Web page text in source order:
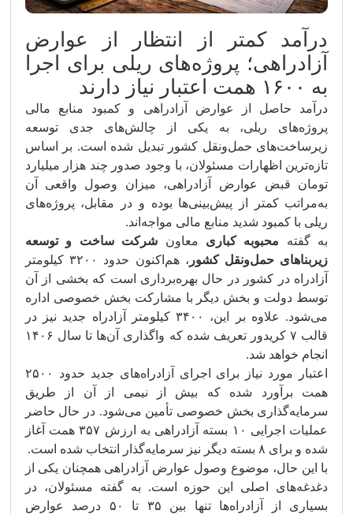
درآمد کمتر از انتظار از عوارض
آزادراهی؛ پروژه‌های ریلی برای اجرا
به ۱۶۰۰ همت اعتبار نیاز دارند
درآمد حاصل از عوارض آزادراهی و کمبود منابع مالی
پروژه‌های ریلی، به یکی از چالش‌های جدی توسعه
زیرساخت‌های حمل‌ونقل کشور تبدیل شده است. بر اساس
تازه‌ترین اظهارات مسئولان، با وجود صدور چند هزار میلیارد
تومان قبض عوارض آزادراهی، میزان وصول واقعی آن
به‌مراتب کمتر از پیش‌بینی‌ها بوده و در مقابل، پروژه‌های
ریلی با کمبود شدید منابع مالی مواجه‌اند.
به گفته محبوبه کباری معاون شرکت ساخت و توسعه
زیربناهای حمل‌ونقل کشور
، هم‌اکنون حدود ۳۲۰۰ کیلومتر
آزادراه در کشور در حال بهره‌برداری است که بخشی از آن
توسط دولت و بخش دیگر با مشارکت بخش خصوصی اداره
می‌شود. علاوه بر این، ۳۴۰۰ کیلومتر آزادراه جدید نیز در
قالب ۷ کریدور تعریف شده که واگذاری آن‌ها تا سال ۱۴۰۶
انجام خواهد شد.
اعتبار مورد نیاز برای اجرای آزادراه‌های جدید حدود ۲۵۰۰
همت برآورد شده که بیش از نیمی از آن از طریق
سرمایه‌گذاری بخش خصوصی تأمین می‌شود. در حال حاضر
عملیات اجرایی ۱۰ بسته آزادراهی به ارزش ۳۵۷ همت آغاز
شده و برای ۸ بسته دیگر نیز سرمایه‌گذار انتخاب شده است.
با این حال، موضوع وصول عوارض آزادراهی همچنان یکی از
دغدغه‌های اصلی این حوزه است. به گفته مسئولان، در
بسیاری از آزادراه‌ها تنها بین ۳۵ تا ۵۰ درصد عوارض